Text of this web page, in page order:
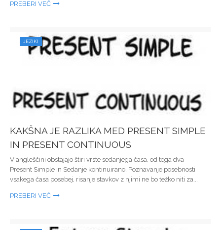
PREBERI VEČ
JEZIKI
KAKŠNA JE RAZLIKA MED PRESENT SIMPLE
IN PRESENT CONTINUOUS
V angleščini obstajajo štiri vrste sedanjega časa, od tega dva -
Present Simple in Sedanje kontinuirano. Poznavanje posebnosti
vsakega časa posebej, risanje stavkov z njimi ne bo težko niti za...
PREBERI VEČ